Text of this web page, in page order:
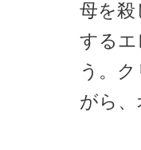
母を殺
する
う。
がら